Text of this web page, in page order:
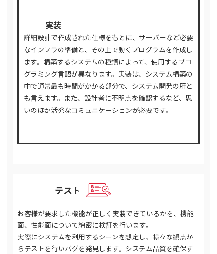
実装
詳細設計で作成された仕様をもとに、サーバーなど必要
なインフラの準備と、その上で動くプログラムを作成し
ます。構築するシステムの種類によって、使用するプロ
グラミング言語が異なります。実装は、システム構築の
中で通常最も時間がかかる部分で、システム開発の肝と
も言えます。また、設計者に不明点を確認するなど、思
いのほか活発なコミュニケーションが必要です。
テスト
お客様が要求した機能が正しく実装できているかを、機能
面、性能面について綿密に検証を行います。
実際にシステムを利用するシーンを想定し、様々な観点か
らテストを行いバグを発見します。システム品質を確保す